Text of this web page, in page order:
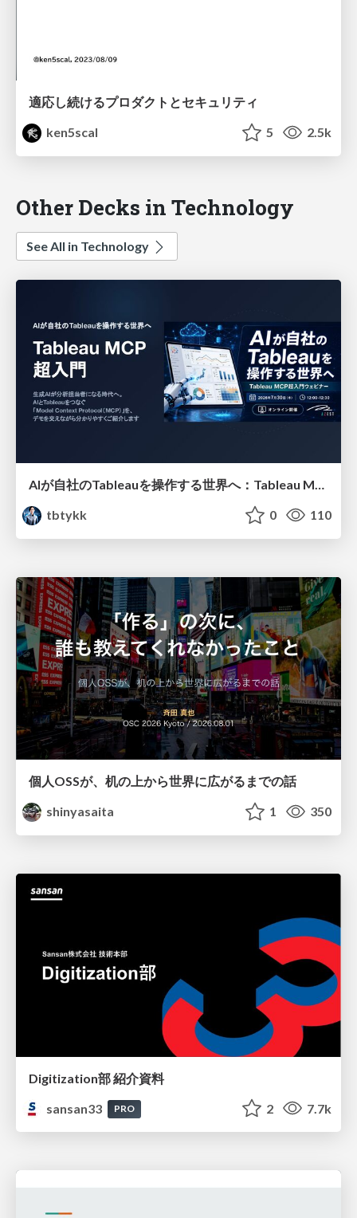
適応し続けるプロダクトとセキュリティ
ken5scal
5 2.5k
Other Decks in Technology
See All in Technology
tbtykk
0 110
個人OSSが、机の上から世界に広がるまでの話
shinyasaita
1 350
Digitization部 紹介資料
sansan33
PRO 2 7.7k